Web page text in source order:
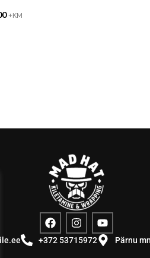
+KM
+372 53715972 Pärnu